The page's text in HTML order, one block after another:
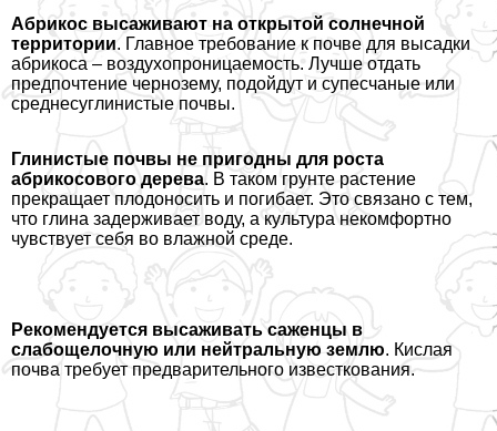
Абрикос высаживают на открытой солнечной
территории. Главное требование к почве для высадки
абрикоса – воздухопроницаемость. Лучше отдать
предпочтение чернозему, подойдут и супесчаные или
среднесуглинистые почвы.
Глинистые почвы не пригодны для роста
абрикосового дерева. В таком грунте растение
прекращает плодоносить и погибает. Это связано с тем,
что глина задерживает воду, а культура некомфортно
чувствует себя во влажной среде.
Рекомендуется высаживать саженцы в
слабощелочную или нейтральную землю. Кислая
почва требует предварительного известкования.